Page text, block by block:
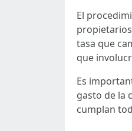
El
tasa que
que
Es
gasto de la
cumplan